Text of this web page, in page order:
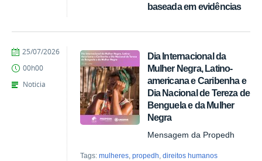
baseada em evidências
Dia Internacional da
Mulher Negra, Latino-
americana e Caribenha e
Dia Nacional de Tereza de
Benguela e da Mulher
Negra
Mensagem da Propedh
Tags:mulheres,propedh,direitos humanos
por
Santos
Daum
publicado
25/07/2026
00h00
Noticia